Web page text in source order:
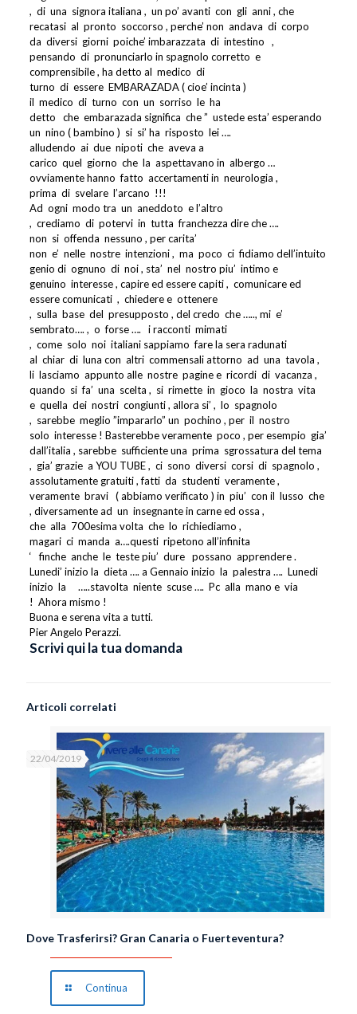
, di una signora italiana , un po’ avanti con gli anni , che
recatasi al pronto soccorso , perche’ non andava di corpo
da diversi giorni poiche’ imbarazzata di intestino
,
pensando di pronunciarlo in spagnolo corretto e
comprensibile , ha detto al medico di
turno di essere EMBARAZADA ( cioe’ incinta )
il medico di turno con un sorriso le ha
detto
che embarazada significa che ” ustede esta’ esperando
un nino ( bambino ) si si’ ha risposto lei ….
alludendo ai due nipoti che aveva a
carico quel giorno che la aspettavano in albergo …
ovviamente hanno fatto accertamenti in neurologia ,
prima di svelare l’arcano !!!
Ad ogni modo tra un aneddoto e l’altro
, crediamo di potervi in tutta franchezza dire che ….
non si offenda nessuno , per carita’
non e’ nelle nostre intenzioni , ma poco ci fidiamo dell’intuito
genio di ognuno di noi , sta’ nel nostro piu’ intimo e
genuino interesse , capire ed essere capiti , comunicare ed
essere comunicati , chiedere e ottenere
, sulla base del presupposto , del credo che ….., mi e’
sembrato…. , o forse …. i racconti mimati
, come solo noi italiani sappiamo fare la sera radunati
al chiar di luna con altri commensali attorno ad una tavola ,
li lasciamo appunto alle nostre pagine e ricordi di vacanza ,
quando si fa’ una scelta , si rimette in gioco la nostra vita
e quella dei nostri congiunti , allora si’ , lo spagnolo
, sarebbe meglio ”impararlo” un pochino , per il nostro
solo interesse ! Basterebbe veramente poco , per esempio gia’
dall’italia , sarebbe sufficiente una prima sgrossatura del tema
, gia’ grazie a YOU TUBE , ci sono diversi corsi di spagnolo ,
assolutamente gratuiti , fatti da studenti veramente ,
veramente bravi ( abbiamo verificato ) in piu’ con il lusso che
, diversamente ad un insegnante in carne ed ossa ,
che alla 700esima volta che lo richiediamo ,
magari ci manda a….questi ripetono all’infinita
‘
finche anche le teste piu’ dure possano apprendere .
Lunedi’ inizio la dieta …. a Gennaio inizio la palestra …. Lunedi
inizio la …..stavolta niente scuse …. Pc alla mano e via
! Ahora mismo !
Buona e serena vita a tutti.
Pier Angelo Perazzi.
Scrivi qui la tua domanda
Articoli correlati
22/04/2019
Dove Trasferirsi? Gran Canaria o Fuerteventura?
Continua